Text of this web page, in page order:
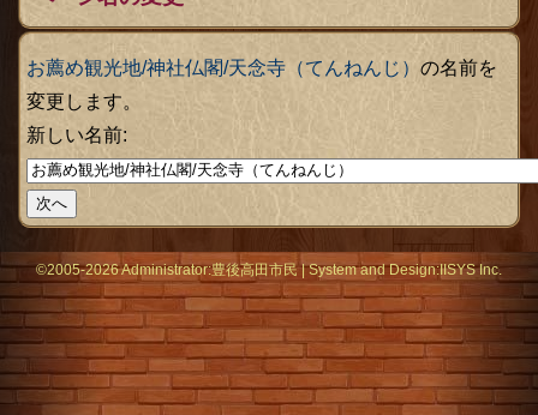
お薦め観光地/神社仏閣/天念寺（てんねんじ） の名前を
変更します。
新しい名前:
©2005-2026 Administrator:豊後高田市民|Systemand Design:IISYS Inc.